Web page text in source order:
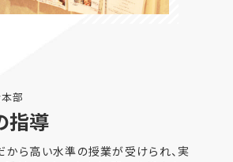
部
指導
ら高い水準の授業が受けられ、実